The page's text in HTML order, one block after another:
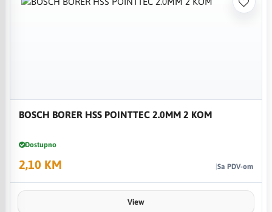
BOSCH BORER HSS POINTTEC 2.0MM 2 KOM
Dostupno
2,10 KM Sa PDV-om
View